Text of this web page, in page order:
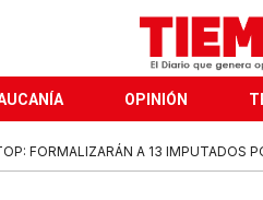
OPINIÓN
FORMALIZARÁN A 13 IMPUTADOS